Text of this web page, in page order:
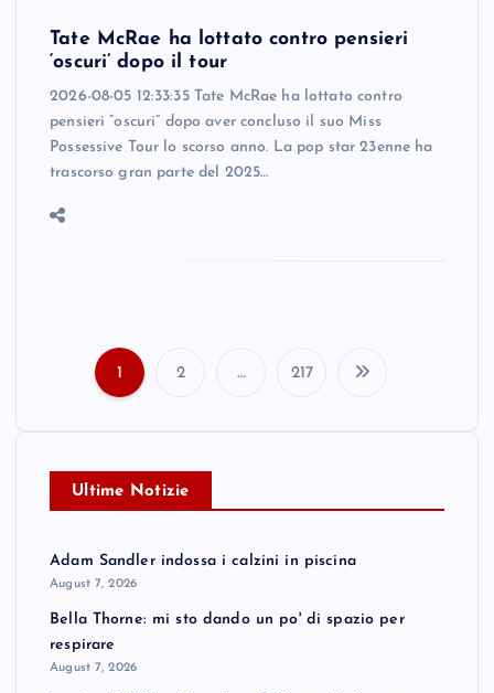
Tate McRae ha lottato contro pensieri
‘oscuri’ dopo il tour
2026-08-05 12:33:35 Tate McRae ha lottato contro
pensieri “oscuri” dopo aver concluso il suo Miss
Possessive Tour lo scorso anno. La pop star 23enne ha
trascorso gran parte del 2025…
s
t
s
1 2 … 217
Ultime Notizie
Adam Sandler indossa i calzini in piscina
August 7, 2026
Bella Thorne: mi sto dando un po' di spazio per
respirare
August 7, 2026